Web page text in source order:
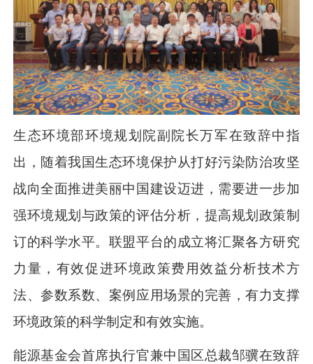
生态环境部环境规划院副院长万军在致辞中指
出，随着我国生态环境保护从打好污染防治攻坚
战向全面推进美丽中国建设迈进，需要进一步加
强环境规划与政策的评估分析，提高规划政策制
订的科学水平。联盟平台的成立将汇聚各方研究
力量，有效促进环境政策费用效益分析技术方
法、参数系数、案例应用场景的完善，有力支撑
环境政策的科学制定和有效实施。
能源基金会首席执行官兼中国区总裁邹骥在致辞